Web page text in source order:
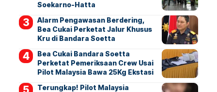
Soekarno-Hatta
Alarm Pengawasan Berdering,
Bea Cukai Perketat Jalur Khusus
Kru di Bandara Soetta
Bea Cukai Bandara Soetta
Perketat Pemeriksaan Crew Usai
Pilot Malaysia Bawa 25Kg Ekstasi
Terungkap! Pilot Malaysia